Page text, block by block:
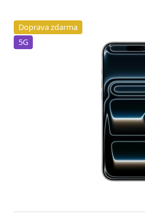
Doprava zdarma
5G